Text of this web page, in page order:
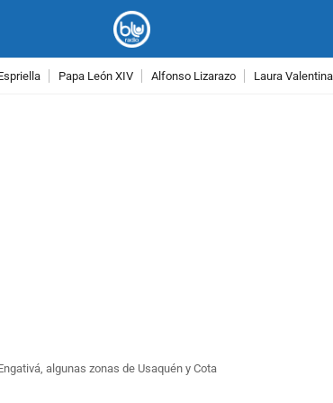
Papa León XIV Alfonso Lizarazo Laura
algunas zonas de Usaquén y Cota